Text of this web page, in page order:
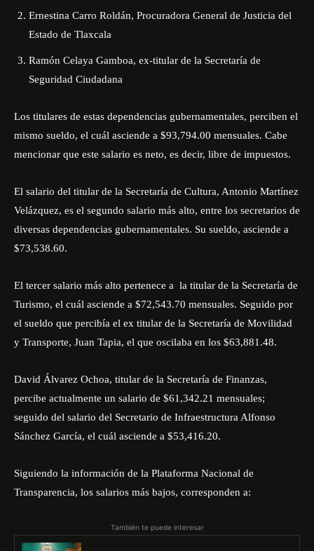
Ernestina Carro Roldán, Procuradora General de Justicia del
Estado de Tlaxcala
Ramón Celaya Gamboa, ex-titular de la Secretaría de
Seguridad Ciudadana
Los titulares de estas dependencias gubernamentales, perciben el
mismo sueldo, el cuál asciende a $93,794.00 mensuales. Cabe
mencionar que este salario es neto, es decir, libre de impuestos.
El salario del titular de la Secretaría de Cultura, Antonio Martínez
Velázquez, es el segundo salario más alto, entre los secretarios de
diversas dependencias gubernamentales. Su sueldo, asciende a
$73,538.60.
El tercer salario más alto pertenece a la titular de la Secretaría de
Turismo, el cuál asciende a $72,543.70 mensuales. Seguido por
el sueldo que percibía el ex titular de la Secretaría de Movilidad
y Transporte, Juan Tapia, el que oscilaba en los $63,881.48.
David Álvarez Ochoa, titular de la Secretaría de Finanzas,
percibe actualmente un salario de $61,342.21 mensuales;
seguido del salario del Secretario de Infraestructura Alfonso
Sánchez García, el cuál asciende a $53,416.20.
Siguiendo la información de la Plataforma Nacional de
Transparencia, los salarios más bajos, corresponden a:
También te puede interesar